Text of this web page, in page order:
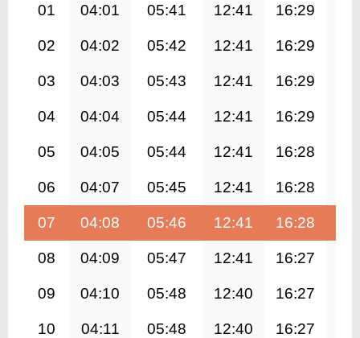
01 04:01 05:41 12:41 16:29
02 04:02 05:42 12:41 16:29
03 04:03 05:43 12:41 16:29
04 04:04 05:44 12:41 16:29
05 04:05 05:44 12:41 16:28
06 04:07 05:45 12:41 16:28
07 04:08 05:46 12:41 16:28
08 04:09 05:47 12:41 16:27
09 04:10 05:48 12:40 16:27
10 04:11 05:48 12:40 16:27